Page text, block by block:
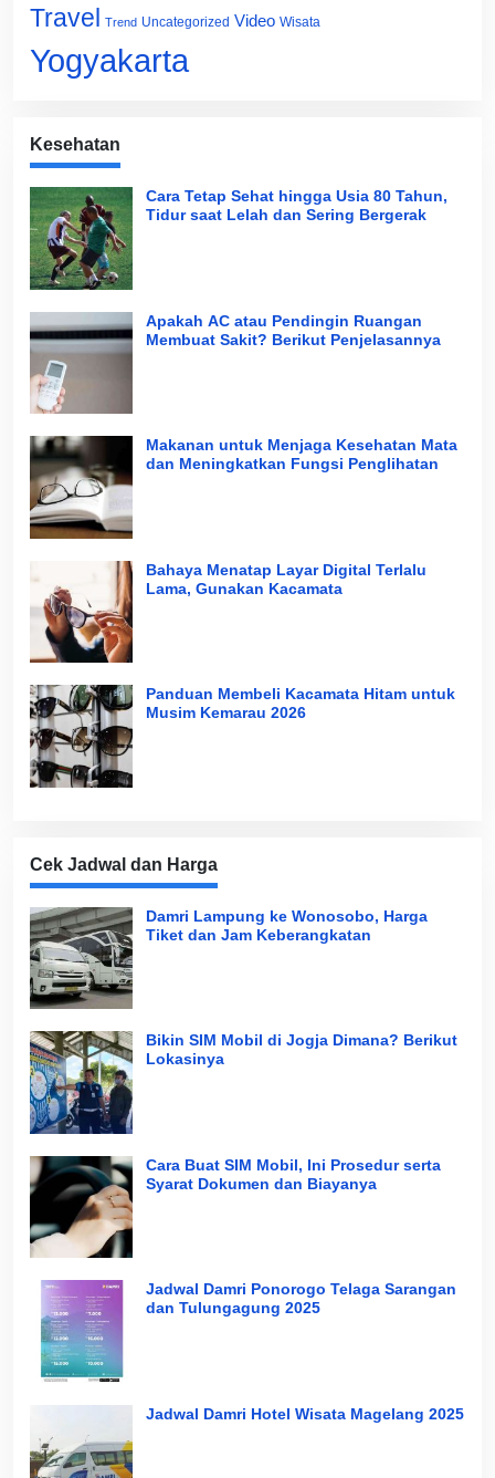
Travel Trend Uncategorized Video Wisata
Yogyakarta
Kesehatan
Cara Tetap Sehat hingga Usia 80 Tahun,
Tidur saat Lelah dan Sering Bergerak
Apakah AC atau Pendingin Ruangan
Membuat Sakit? Berikut Penjelasannya
Makanan untuk Menjaga Kesehatan Mata
dan Meningkatkan Fungsi Penglihatan
Bahaya Menatap Layar Digital Terlalu
Lama, Gunakan Kacamata
Panduan Membeli Kacamata Hitam untuk
Musim Kemarau 2026
Cek Jadwal dan Harga
Damri Lampung ke Wonosobo, Harga
Tiket dan Jam Keberangkatan
Bikin SIM Mobil di Jogja Dimana? Berikut
Lokasinya
Cara Buat SIM Mobil, Ini Prosedur serta
Syarat Dokumen dan Biayanya
Jadwal Damri Ponorogo Telaga Sarangan
dan Tulungagung 2025
Jadwal Damri Hotel Wisata Magelang 2025